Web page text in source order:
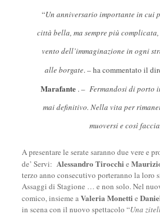
“Un anniversario importante in cui
città bella, ma sempre più
vento dell’immaginazione in ogni
alle borgate. – ha commentato il
Marafante . –Fermandosi di porto
mai definitivo. Nella vita per
muoversi e così
A presentare le serate saranno due vere e
de’ Servi: Alessandro Tirocchi e
terzo anno consecutivo porteranno la loro
Assaggi di Stagione … e non solo. Nel
comico, insieme aValeria Monetti e
in scena con il nuovo spettacolo “Una